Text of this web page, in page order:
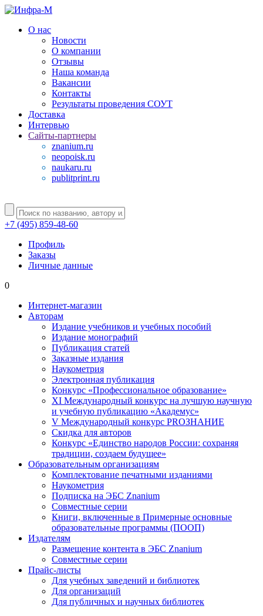
О нас
Новости
О компании
Отзывы
Наша команда
Вакансии
Контакты
Результаты проведения СОУТ
Доставка
Интервью
Сайты-партнеры
znanium.ru
neopoisk.ru
naukaru.ru
publitprint.ru
+7 (495) 859-48-60
Профиль
Заказы
Личные данные
0
Интернет-магазин
Авторам
Издание учебников и учебных пособий
Издание монографий
Публикация статей
Заказные издания
Наукометрия
Электронная публикация
Конкурс «Профессиональное образование»
XI Международный конкурс на лучшую научную
и учебную публикацию «Академус»
V Международный конкурс PROЗНАНИЕ
Скидка для авторов
Конкурс «Единство народов России: сохраняя
традиции, создаем будущее»
Образовательным организациям
Комплектование печатными изданиями
Наукометрия
Подписка на ЭБС Znanium
Совместные серии
Книги, включенные в Примерные основные
образовательные программы (ПООП)
Издателям
Размещение контента в ЭБС Znanium
Совместные серии
Прайс-листы
Для учебных заведений и библиотек
Для организаций
Для публичных и научных библиотек